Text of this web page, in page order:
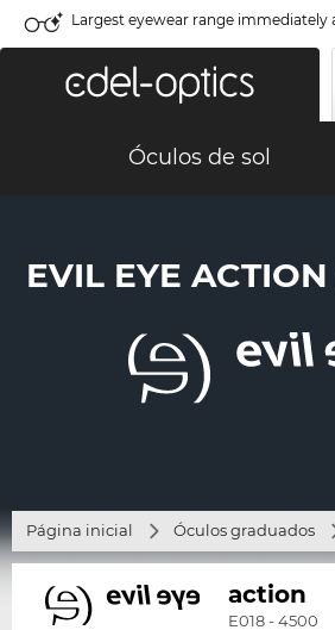
Largest eyewear range immediately
Óculos de sol
EVIL EYE
Página inicial Óculos graduados
action
E018 - 4500